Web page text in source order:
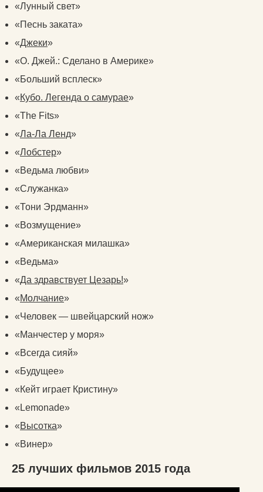
«Лунный свет»
«Песнь заката»
«Джеки»
«О. Джей.: Сделано в Америке»
«Больший всплеск»
«Кубо. Легенда о самурае»
«The Fits»
«Ла-Ла Ленд»
«Лобстер»
«Ведьма любви»
«Служанка»
«Тони Эрдманн»
«Возмущение»
«Американская милашка»
«Ведьма»
«Да здравствует Цезарь!»
«Молчание»
«Человек — швейцарский нож»
«Манчестер у моря»
«Всегда сияй»
«Будущее»
«Кейт играет Кристину»
«Lemonade»
«Высотка»
«Винер»
25 лучших фильмов 2015 года